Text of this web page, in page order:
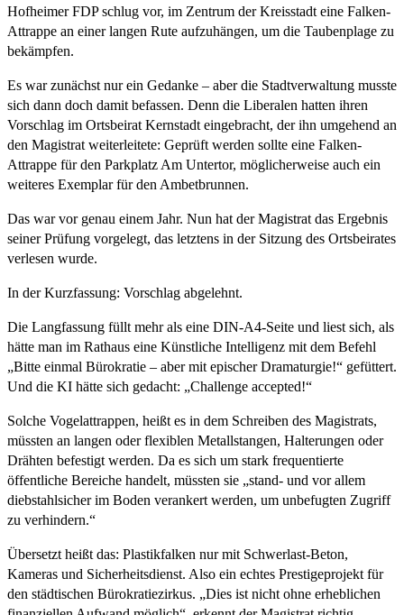
Hofheimer FDP schlug vor, im Zentrum der Kreisstadt eine Falken-
Attrappe an einer langen Rute aufzuhängen, um die Taubenplage zu
bekämpfen.
Es war zunächst nur ein Gedanke – aber die Stadtverwaltung musste
sich dann doch damit befassen. Denn die Liberalen hatten ihren
Vorschlag im Ortsbeirat Kernstadt eingebracht, der ihn umgehend an
den Magistrat weiterleitete: Geprüft werden sollte eine Falken-
Attrappe für den Parkplatz Am Untertor, möglicherweise auch ein
weiteres Exemplar für den Ambetbrunnen.
Das war vor genau einem Jahr. Nun hat der Magistrat das Ergebnis
seiner Prüfung vorgelegt, das letztens in der Sitzung des Ortsbeirates
verlesen wurde.
In der Kurzfassung: Vorschlag abgelehnt.
Die Langfassung füllt mehr als eine DIN-A4-Seite und liest sich, als
hätte man im Rathaus eine Künstliche Intelligenz mit dem Befehl
„Bitte einmal Bürokratie – aber mit epischer Dramaturgie!“ gefüttert.
Und die KI hätte sich gedacht: „Challenge accepted!“
Solche Vogelattrappen, heißt es in dem Schreiben des Magistrats,
müssten an langen oder flexiblen Metallstangen, Halterungen oder
Drähten befestigt werden. Da es sich um stark frequentierte
öffentliche Bereiche handelt, müssten sie „stand- und vor allem
diebstahlsicher im Boden verankert werden, um unbefugten Zugriff
zu verhindern.“
Übersetzt heißt das: Plastikfalken nur mit Schwerlast-Beton,
Kameras und Sicherheitsdienst. Also ein echtes Prestigeprojekt für
den städtischen Bürokratiezirkus. „Dies ist nicht ohne erheblichen